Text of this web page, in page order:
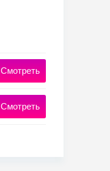
Смотреть
Смотреть